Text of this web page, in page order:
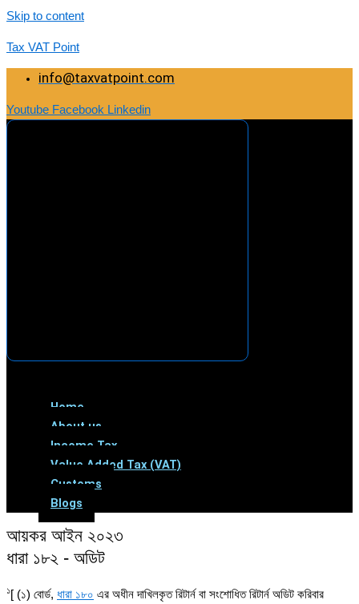
Skip to content
Tax VAT Point
info@taxvatpoint.com
Youtube Facebook Linkedin
Home
About us
Income Tax
Value Added Tax (VAT)
Customs
Blogs
আয়কর আইন ২০২৩
ধারা ১৮২ - অডিট
১[ (১) বোর্ড, ধারা ১৮০ এর অধীন দাখিলকৃত রিটার্ন বা সংশোধিত রিটার্ন অডিট করিবার